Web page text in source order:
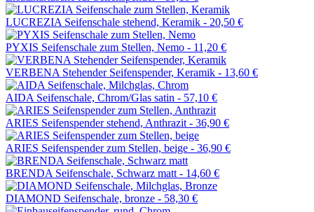
LUCREZIA Seifenschale stehend, Keramik - 20,50 €
PYXIS Seifenschale zum Stellen, Nemo - 11,20 €
VERBENA Stehender Seifenspender, Keramik - 13,60 €
AIDA Seifenschale, Chrom/Glas satin - 57,10 €
ARIES Seifenspender stehend, Anthrazit - 36,90 €
ARIES Seifenspender zum Stellen, beige - 36,90 €
BRENDA Seifenschale, Schwarz matt - 14,60 €
DIAMOND Seifenschale, bronze - 58,30 €